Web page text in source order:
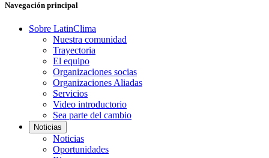
Navegación principal
Sobre LatinClima
Nuestra comunidad
Trayectoria
El equipo
Organizaciones socias
Organizaciones Aliadas
Servicios
Video introductorio
Sea parte del cambio
Noticias
Noticias
Oportunidades